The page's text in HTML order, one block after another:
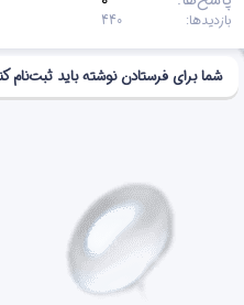
بازدیدها 440
شما برای فرستادن نوشته باید ثبت‌نام